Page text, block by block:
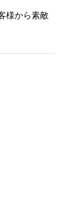
様から素敵